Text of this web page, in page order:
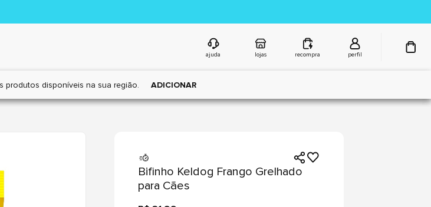
ajuda lojas recompra perfil
produtos disponíveis na sua região. ADICIONAR
Bifinho Keldog Frango Grelhado
para Cães